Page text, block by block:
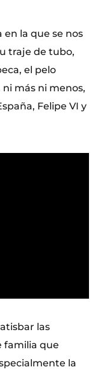
en la que se nos
traje de tubo,
el pelo
más ni menos,
Felipe VI y
las
familia que
la